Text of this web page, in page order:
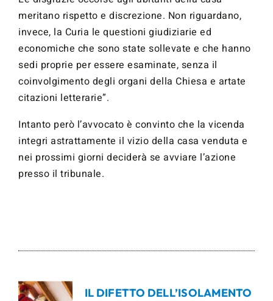
meritano rispetto e discrezione. Non riguardano,
invece, la Curia le questioni giudiziarie ed
economiche che sono state sollevate e che hanno
sedi proprie per essere esaminate, senza il
coinvolgimento degli organi della Chiesa e artate
citazioni letterarie”.
Intanto però l’avvocato è convinto che la vicenda
integri astrattamente il vizio della casa venduta e
nei prossimi giorni deciderà se avviare l’azione
presso il tribunale.
IL DIFETTO DELL’ISOLAMENTO